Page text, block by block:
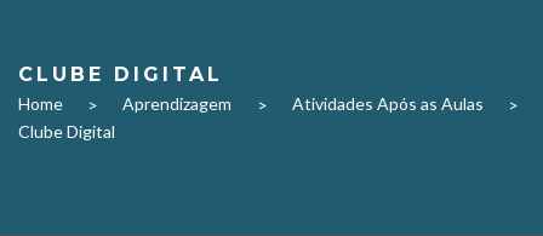
CLUBE DIGITAL
Home > Aprendizagem > Atividades Após as Aulas
>
Clube Digital